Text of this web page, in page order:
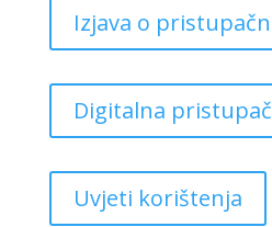
Izjava o
Digitalna
Uvjeti korištenja